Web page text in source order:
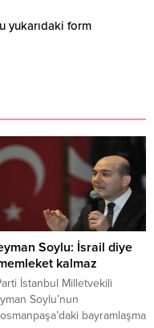
yukarıdaki form
Soylu: İsrail diye
kalmaz
İstanbul Milletvekili
Soylu’nun
bayramlaşma